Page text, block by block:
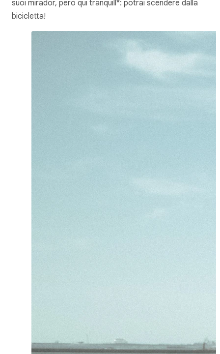
suoi mirador, però qui tranquill*: potrai scendere dalla
bicicletta!